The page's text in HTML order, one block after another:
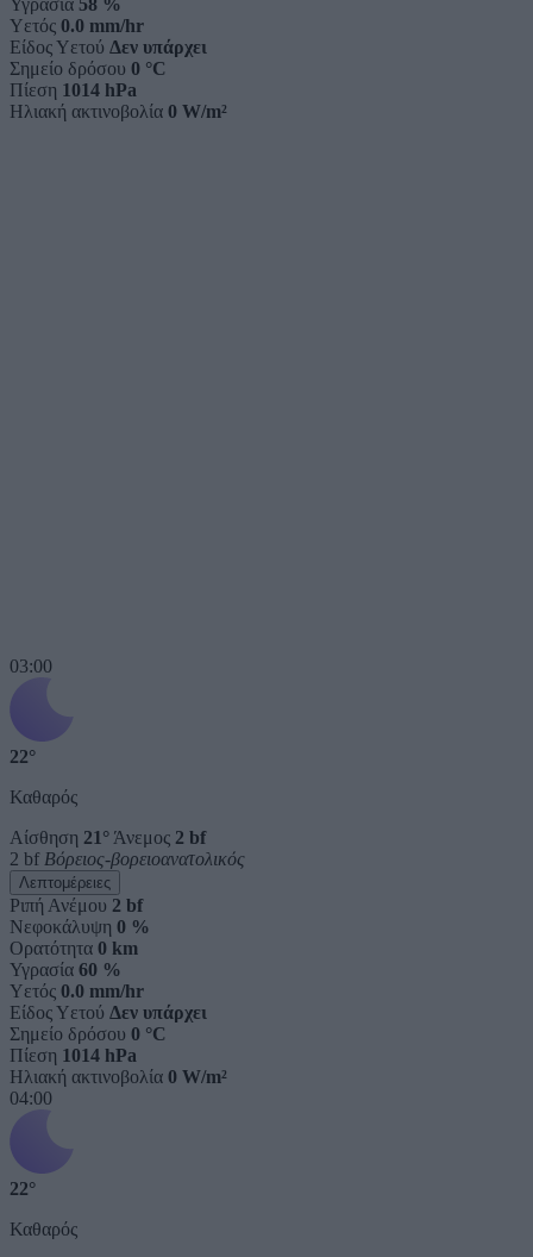
Υετός 0.0 mm/hr
Είδος Υετού Δεν υπάρχει
Σημείο δρόσου 0 °C
Πίεση 1014 hPa
Ηλιακή ακτινοβολία 0 W/m²
03:00
22°
Καθαρός
Αίσθηση 21° Άνεμος 2 bf
2 bf Βόρειος-βορειοανατολικός
Λεπτομέρειες
Ριπή Ανέμου 2 bf
Νεφοκάλυψη 0 %
Ορατότητα 0 km
Υγρασία 60 %
Υετός 0.0 mm/hr
Είδος Υετού Δεν υπάρχει
Σημείο δρόσου 0 °C
Πίεση 1014 hPa
Ηλιακή ακτινοβολία 0 W/m²
04:00
22°
Καθαρός